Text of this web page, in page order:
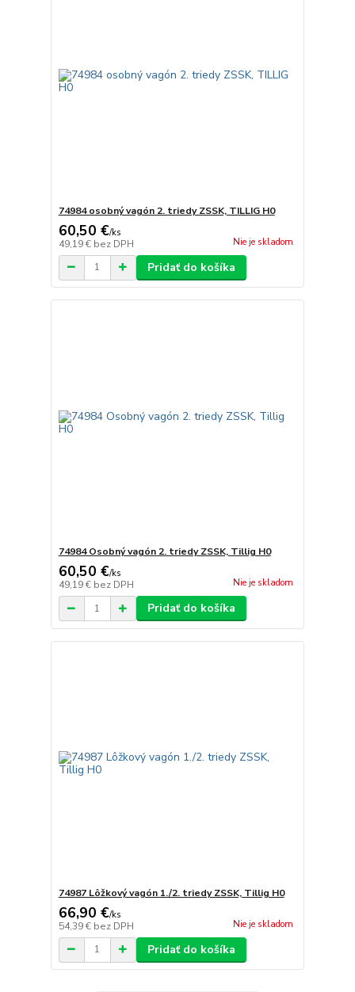
74984 osobný vagón 2. triedy ZSSK, TILLIG H0
60,50 €/ks
49,19 € bez DPH Nie je skladom
Pridať do košíka
74984 Osobný vagón 2. triedy ZSSK, Tillig H0
60,50 €/ks
49,19 € bez DPH Nie je skladom
Pridať do košíka
74987 Lôžkový vagón 1./2. triedy ZSSK, Tillig H0
66,90 €/ks
54,39 € bez DPH Nie je skladom
Pridať do košíka